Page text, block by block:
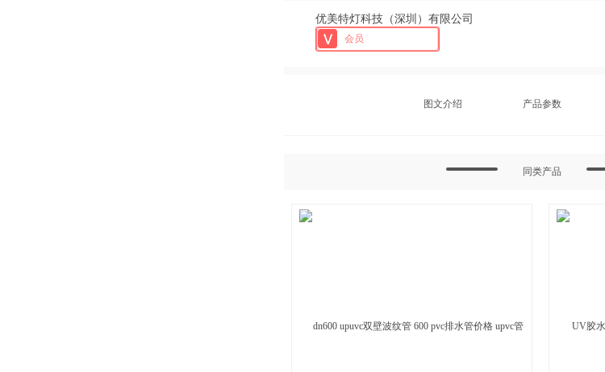
优美特灯科技（深圳）有限公司
会员
图文介绍 产品参数
同类产品